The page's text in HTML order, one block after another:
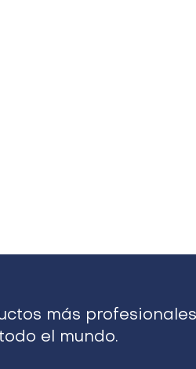
más
el mundo.